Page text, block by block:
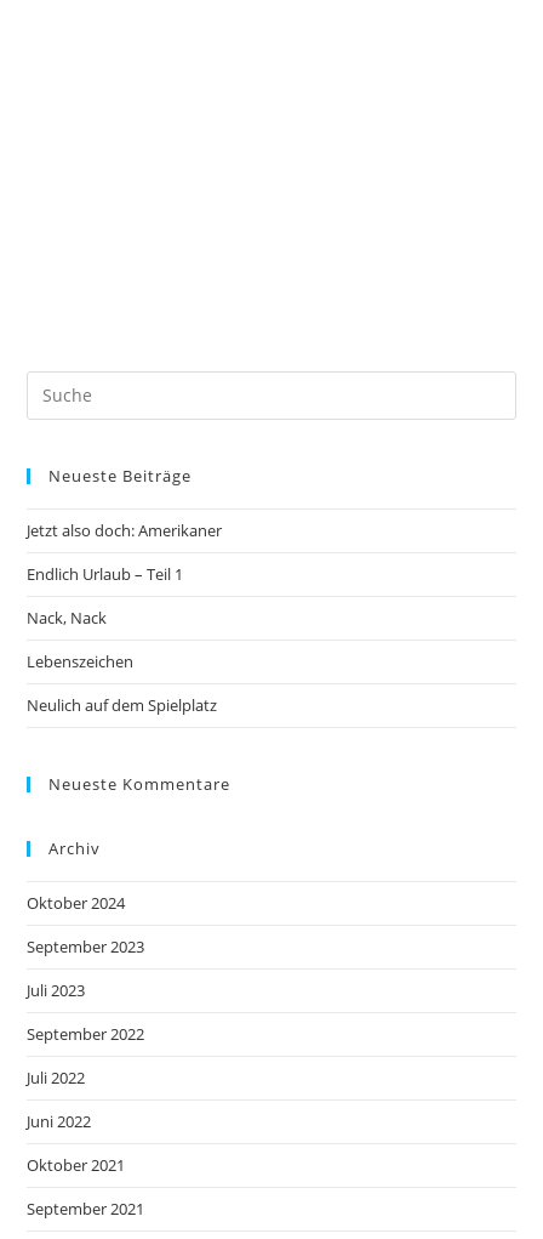
Neueste Beiträge
Jetzt also doch: Amerikaner
Endlich Urlaub – Teil 1
Nack, Nack
Lebenszeichen
Neulich auf dem Spielplatz
Neueste Kommentare
Archiv
Oktober 2024
September 2023
Juli 2023
September 2022
Juli 2022
Juni 2022
Oktober 2021
September 2021